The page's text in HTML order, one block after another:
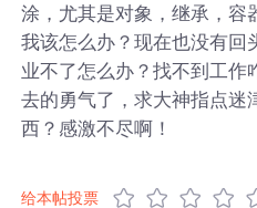
涂，尤其是对象，继承，容
我该怎么办？现在也没有回
业不了怎么办？找不到工作
去的勇气了，求大神指点迷
西？感激不尽啊！
给本帖投票